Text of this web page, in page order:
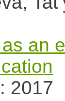
an
2017